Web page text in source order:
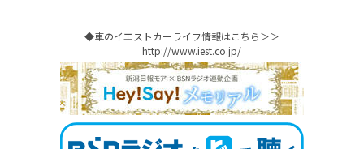
◆車のイエストカーライフ情報はこちら＞＞
http://www.iest.co.jp/